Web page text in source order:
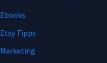
Ebooks
Etsy Tipps
Marketing